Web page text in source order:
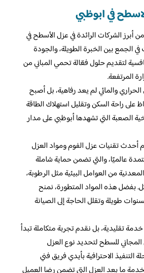
في ابوظبي
أبرز الشركات الرائدة في عزل الأسطح في
الجمع بين الخبرة الطويلة، والجودة
لتقديم حلول فعّالة تحمي المباني من
المرتفعة.
والمائي لم يعد رفاهية، بل أصبح
على راحة السكن وتقليل استهلاك الطاقة
الصعبة التي تشهدها أبوظبي على مدار
أحدث تقنيات عزل الفوم ومواد العزل
عالميًا، والتي تضمن حماية شاملة
من العوامل البيئية مثل الرطوبة،
بفضل هذه المواد المتطورة، نمنح
طويلة وتقلل الحاجة إلى الصيانة
خدمة تقليدية، بل نقدم تجربة متكاملة تبدأ
للسطح لتحديد نوع العزل
التنفيذ الاحترافية بأيدي فريق فني
ما بعد العزل التي تضمن رضا العميل